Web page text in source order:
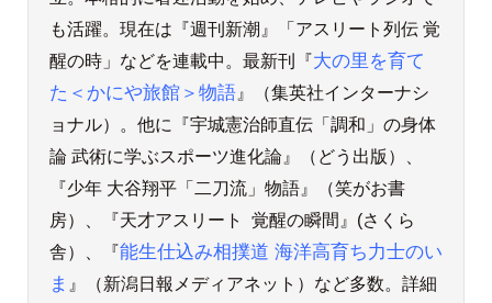
も活躍。現在は『週刊新潮』「アスリート列伝 覚
醒の時」などを連載中。最新刊『大の里を育て
た＜かにや旅館＞物語』（集英社インターナシ
ョナル）。他に『宇城憲治師直伝「調和」の身体
論 武術に学ぶスポーツ進化論』（どう出版）、
『少年 大谷翔平「二刀流」物語』（笑がお書
房）、『天才アスリート 覚醒の瞬間』(さくら
舎）、『能生仕込み相撲道 海洋高育ち力士のい
ま 』（新潟日報メディアネット）など多数。詳細